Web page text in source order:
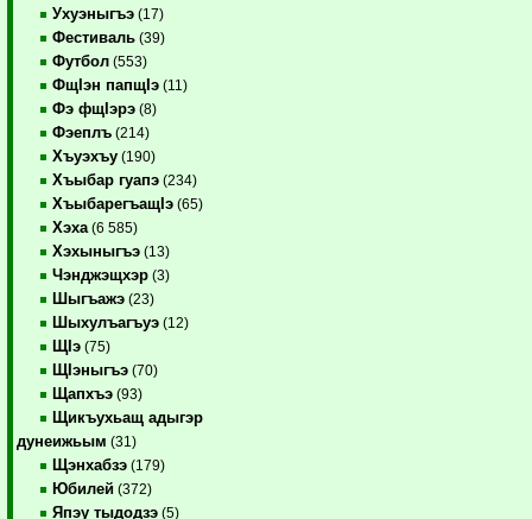
Ухуэныгъэ (17)
Фестиваль (39)
Футбол (553)
ФщIэн папщIэ (11)
Фэ фщIэрэ (8)
Фэеплъ (214)
Хъуэхъу (190)
Хъыбар гуапэ (234)
ХъыбарегъащIэ (65)
Хэха (6 585)
Хэхыныгъэ (13)
Чэнджэщхэр (3)
Шыгъажэ (23)
Шыхулъагъуэ (12)
ЩIэ (75)
ЩIэныгъэ (70)
Щапхъэ (93)
Щикъухьащ адыгэр
дунеижьым (31)
Щэнхабзэ (179)
Юбилей (372)
Япэу тыдодзэ (5)